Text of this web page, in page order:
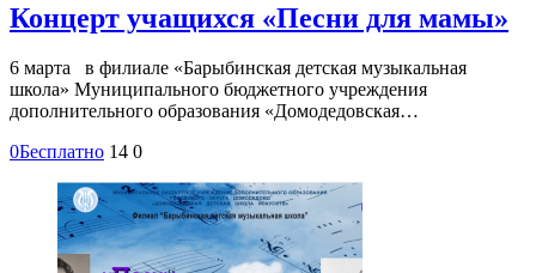
Концерт учащихся «Песни для мамы»
6 марта в филиале «Барыбинская детская музыкальная
школа» Муниципального бюджетного учреждения
дополнительного образования «Домодедовская…
0Бесплатно 14 0